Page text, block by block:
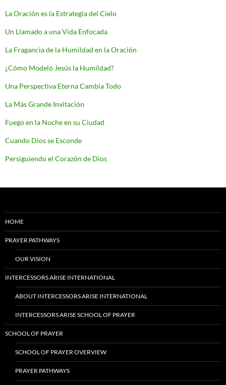
La Oración es la Estrategia del Cielo
Un Llamado a una Vida Enfocada
La Fragancia de la Humildad en la Oración
¿Cómo Modeló Jesús la Humildad?
Una Perspectiva Eterna Cambia Todo
La Más Grande Invitación
Fuego en la Noche en su Ciudad
Cuando Dios se Esconde
Persiguiendo el Corazón de Dios
HOME
PRAYER PATHWAYS
OUR VISION
INTERCESSORS ARISE INTERNATIONAL
ABOUT INTERCESSORS ARISE INTERNATIONAL
INTERCESSORS ARISE SCHOOL OF PRAYER
SCHOOL OF PRAYER
SCHOOL OF PRAYER OVERVIEW
PRAYER PATHWAYS